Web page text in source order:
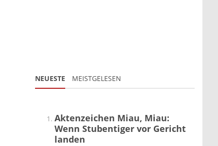
NEUESTE MEISTGELESEN
Aktenzeichen Miau, Miau:
Wenn Stubentiger vor Gericht
landen